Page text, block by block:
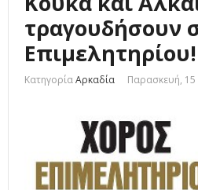
τραγουδήσουν
Επιμελητηρίου!
ΚατηγορίαΑρκαδία Παρασκευή,